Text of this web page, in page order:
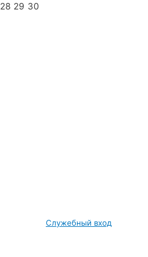
28 29 30
Служебный вход